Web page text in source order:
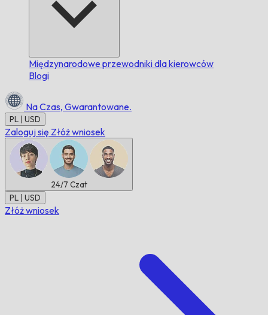
Międzynarodowe przewodniki dla kierowców
Blogi
Na Czas, Gwarantowane.
PL | USD
Zaloguj się Złóż wniosek
24/7 Czat
PL | USD
Złóż wniosek